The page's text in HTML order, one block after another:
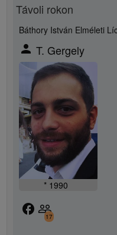
Távoli rokon
Báthory István Elméleti
person T. Gergely
* 1990
facebook people_outline
17